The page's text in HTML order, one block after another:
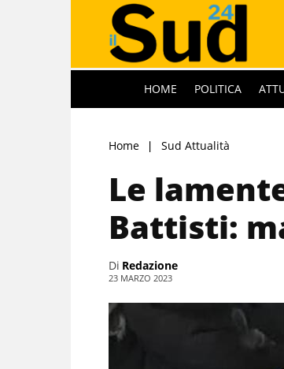
HOME POLITICA
Home Sud Attualità
Le
Battisti:
Di Redazione
23 MARZO 2023